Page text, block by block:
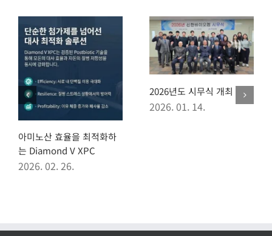
노산 효율을 최적화하
Diamond V XPC
02. 26.
2026년도 시무식 개최
2026. 01. 14.